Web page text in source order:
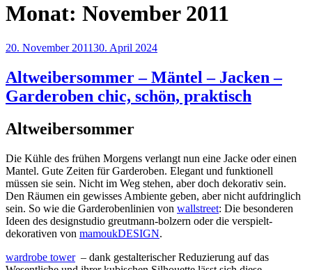
Monat: November 2011
Veröffentlicht
20. November 201130. April 2024
Altweibersommer – Mäntel – Jacken –
Garderoben chic, schön, praktisch
Altweibersommer
Die Kühle des frühen Morgens verlangt nun eine Jacke oder einen
Mantel. Gute Zeiten für Garderoben. Elegant und funktionell
müssen sie sein. Nicht im Weg stehen, aber doch dekorativ sein.
Den Räumen ein gewisses Ambiente geben, aber nicht aufdringlich
sein. So wie die Garderobenlinien von wallstreet: Die besonderen
Ideen des designstudio greutmann-bolzern oder die verspielt-
dekorativen von mamoukDESIGN.
wardrobe tower– dank gestalterischer Reduzierung auf das